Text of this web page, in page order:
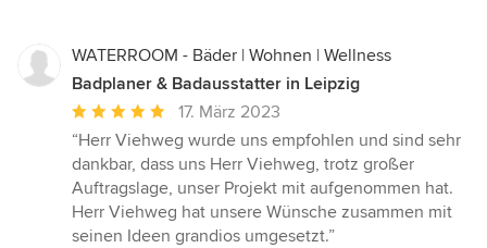
WATERROOM - Bäder | Wohnen | Wellness
Badplaner & Badausstatter in Leipzig
Durchschnittliche
Bewertung:
5
von
5
Sternen
17. März 2023
“Herr Viehweg wurde uns empfohlen und sind sehr
dankbar, dass uns Herr Viehweg, trotz großer
Auftragslage, unser Projekt mit aufgenommen hat.
Herr Viehweg hat unsere Wünsche zusammen mit
seinen Ideen grandios umgesetzt.”